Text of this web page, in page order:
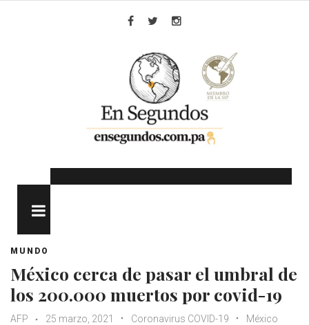
MUNDO
México cerca de pasar el umbral de
los 200.000 muertos por covid-19
AFP 25 marzo, 2021 Coronavirus COVID-19
México